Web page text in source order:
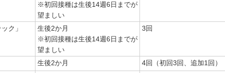
※初回接種は生後14週6日までが
望ましい
ク」
生後2か月
※初回接種は生後14週6日までが
望ましい
3回
生後2か月 4回（初回3回、追加1回）